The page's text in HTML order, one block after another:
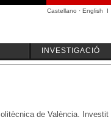
Castellano · English I
INVESTIGACIÓ
de València.